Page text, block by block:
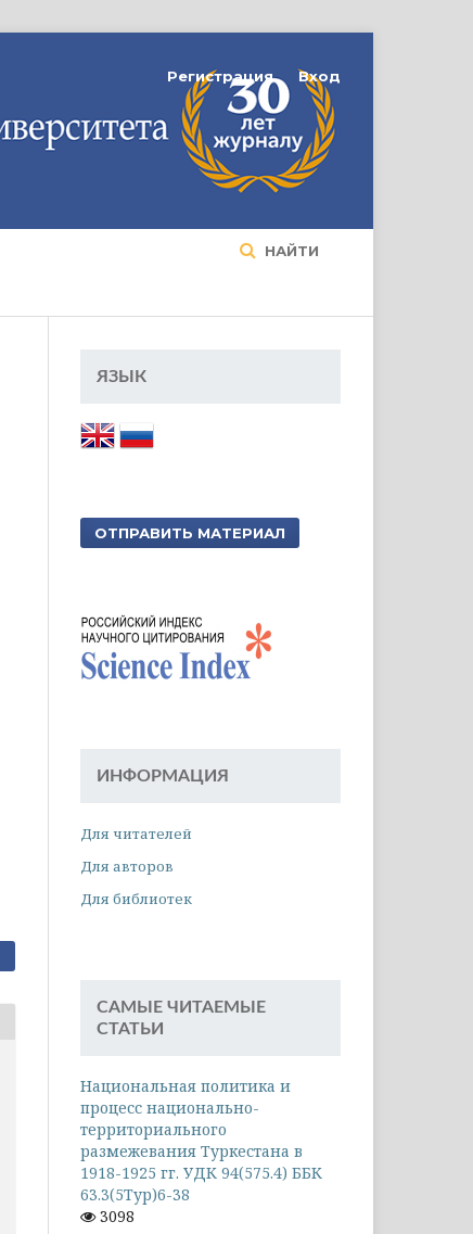
НАЙТИ
Регистрация Вход
ЯЗЫК
ОТПРАВИТЬ МАТЕРИАЛ
ИНФОРМАЦИЯ
Для читателей
Для авторов
Для библиотек
САМЫЕ ЧИТАЕМЫЕ
СТАТЬИ
Национальная политика и
процесс национально-
территориального
размежевания Туркестана в
1918-1925 гг. УДК 94(575.4) ББК
63.3(5Тур)6-38
3098